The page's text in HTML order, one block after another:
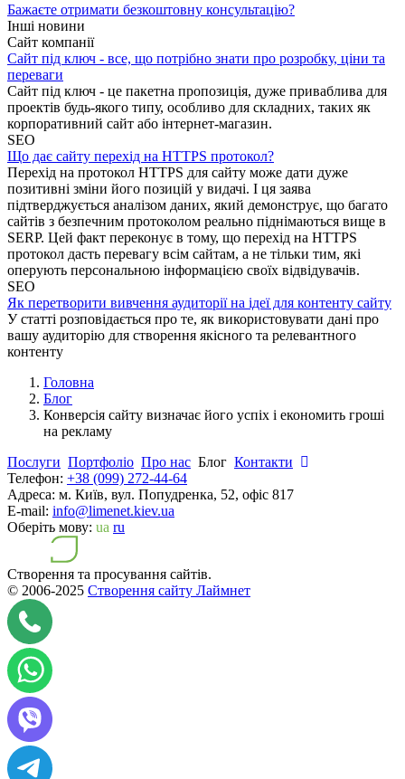
Бажаєте отримати безкоштовну консультацію?
Інші новини
Сайт компанії
Сайт під ключ - все, що потрібно знати про розробку, ціни та
переваги
Сайт під ключ - це пакетна пропозиція, дуже приваблива для
проектів будь-якого типу, особливо для складних, таких як
корпоративний сайт або інтернет-магазин.
SEO
Що дає сайту перехід на HTTPS протокол?
Перехід на протокол HTTPS для сайту може дати дуже
позитивні зміни його позицій у видачі. І ця заява
підтверджується аналізом даних, який демонструє, що багато
сайтів з безпечним протоколом реально піднімаються вище в
SERP. Цей факт переконує в тому, що перехід на HTTPS
протокол дасть перевагу всім сайтам, а не тільки тим, які
оперують персональною інформацією своїх відвідувачів.
SEO
Як перетворити вивчення аудиторії на ідеї для контенту сайту
У статті розповідається про те, як використовувати дані про
вашу аудиторію для створення якісного та релевантного
контенту
Головна
Блог
Конверсія сайту визначає його успіх і економить гроші
на рекламу
Послуги Портфоліо Про нас Блог Контакти
Телефон: +38 (099) 272-44-64
Адреса: м. Київ, вул. Попудренка, 52, офіс 817
E-mail: info@limenet.kiev.ua
Оберіть мову: ua ru
Створення та просування сайтів.
© 2006-2025 Створення сайту Лаймнет